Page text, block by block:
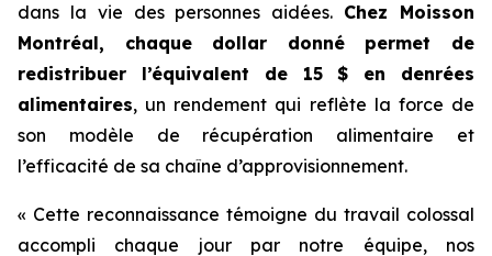
dans la vie des personnes aidées. Chez Moisson
Montréal, chaque dollar donné permet de
redistribuer l’équivalent de 15 $ en denrées
alimentaires, un rendement qui reflète la force de
son modèle de récupération alimentaire et
l’efficacité de sa chaîne d’approvisionnement.
« Cette reconnaissance témoigne du travail colossal
accompli chaque jour par notre équipe, nos